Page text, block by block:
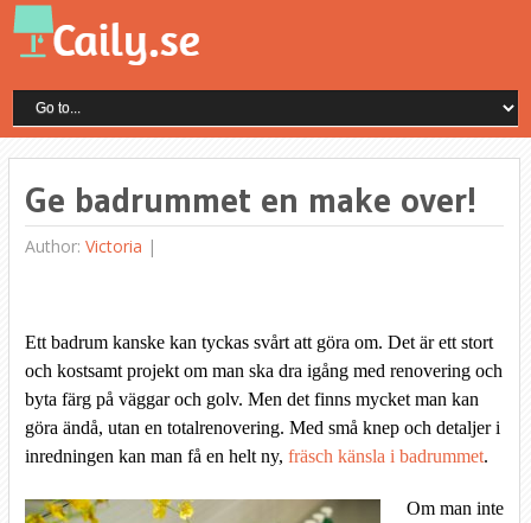
Ge badrummet en make over!
Author: Victoria |
Ett badrum kanske kan tyckas svårt att göra om. Det är ett stort
och kostsamt projekt om man ska dra igång med renovering och
byta färg på väggar och golv. Men det finns mycket man kan
göra ändå, utan en totalrenovering. Med små knep och detaljer i
inredningen kan man få en helt ny, fräsch känsla i badrummet.
Om man inte